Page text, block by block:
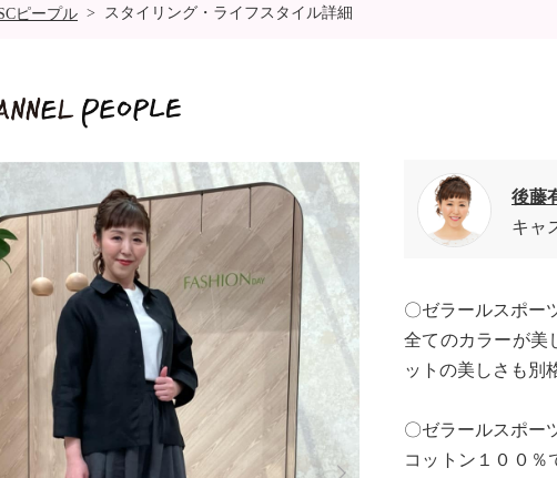
ピープル > スタイリング・ライフスタイル詳細
Next
後藤
キャ
〇ゼラールスポ
全てのカラーが美
ットの美しさも別
〇ゼラールスポ
コットン１００％